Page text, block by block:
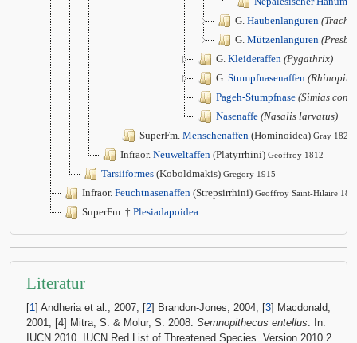
G. Haubenlanguren
G. Mützenlanguren
G. Kleideraffen (Pygathrix)
G. Stumpfnasenaffen
Pageh-Stumpfnase (Simias
Nasenaffe (Nasalis larvatus)
SuperFm. Menschenaffen (Hominoidea) Gray 1825
Infraor. Neuweltaffen (Platyrrhini) Geoffroy 1812
Tarsiiformes (Koboldmakis) Gregory 1915
Infraor. Feuchtnasenaffen (Strepsirrhini) Geoffroy Saint-Hilaire
SuperFm. † Plesiadapoidea
Literatur
[1] Andheria et al., 2007; [2] Brandon-Jones, 2004; [3] Macdonald,
2001; [4] Mitra, S. & Molur, S. 2008. Semnopithecus entellus. In:
IUCN 2010. IUCN Red List of Threatened Species. Version 2010.2.